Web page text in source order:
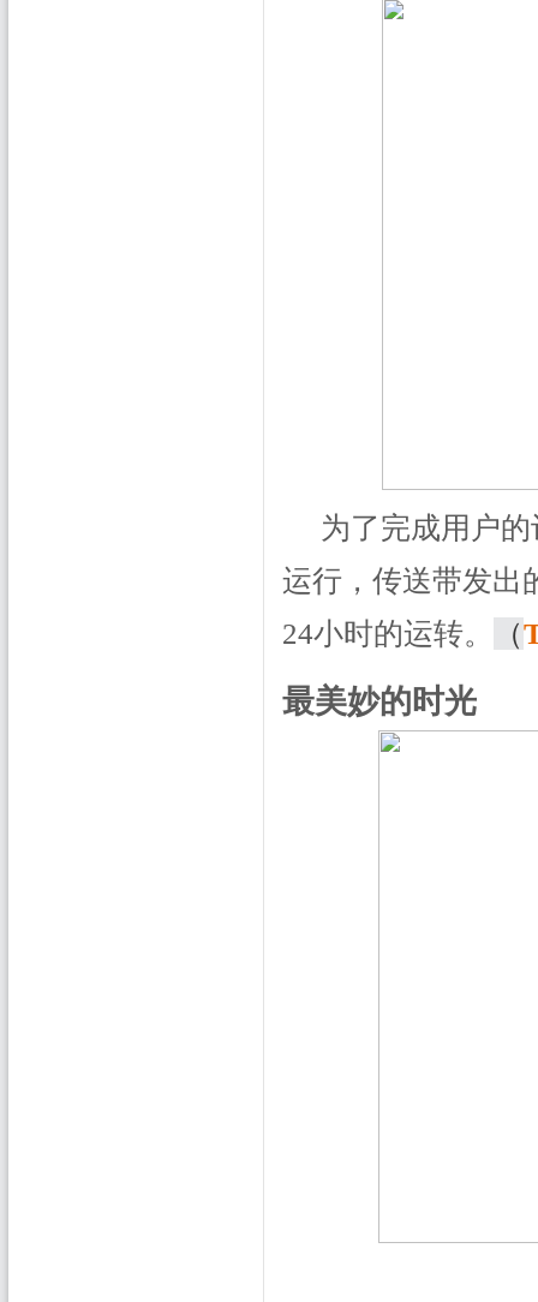
为了完成用户
运行，传送带发出
24小时的运转。
（
最美妙的时光